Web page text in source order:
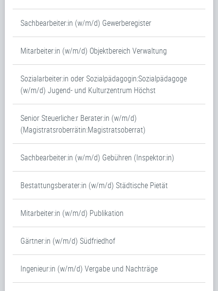
Sachbearbeiter:in (w/m/d) Gewerberegister
Mitarbeiter:in (w/m/d) Objektbereich Verwaltung
Sozialarbeiter:in oder Sozialpädagogin:Sozialpädagoge
(w/m/d) Jugend- und Kulturzentrum Höchst
Senior Steuerliche:r Berater:in (w/m/d)
(Magistratsroberrätin:Magistratsoberrat)
Sachbearbeiter:in (w/m/d) Gebühren (Inspektor:in)
Bestattungsberater:in (w/m/d) Städtische Pietät
Mitarbeiter:in (w/m/d) Publikation
Gärtner:in (w/m/d) Südfriedhof
Ingenieur:in (w/m/d) Vergabe und Nachträge